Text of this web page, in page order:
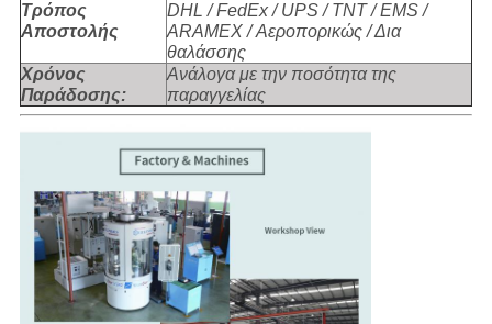
Τρόπος
Αποστολής
DHL / FedEx / UPS / TNT / EMS /
ARAMEX / Αεροπορικώς / Δια
θαλάσσης
Χρόνος
Παράδοσης:
Ανάλογα με την ποσότητα της
παραγγελίας